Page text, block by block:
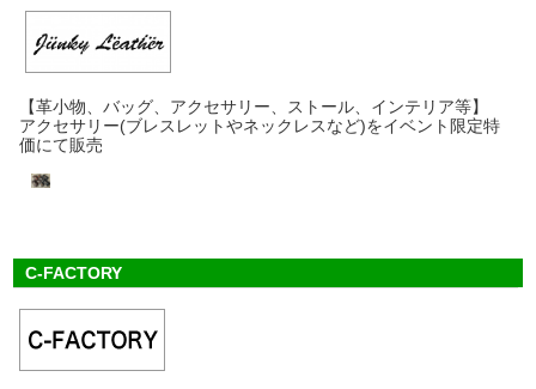
【革小物、バッグ、アクセサリー、ストール、インテリア等】
アクセサリー(ブレスレットやネックレスなど)をイベント限定特
価にて販売
C-FACTORY